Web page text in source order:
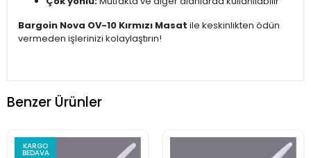
Bargoin Nova OV-10 Kırmızı Masat ile keskinlikten ödün
vermeden işlerinizi kolaylaştırın!
Benzer Ürünler
KARGO
BEDAVA